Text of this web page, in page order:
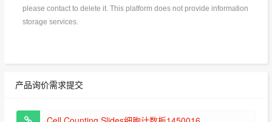
please contact to delete it. This platform does not provide information
storage services.
产品询价需求提交